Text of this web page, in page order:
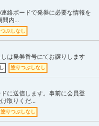
絡ボードで発券に必要な情報を
間内...
ぶしなし
は発券番号にてお譲りします
塗りつぶしなし
に送信します。事前に会員登
取りくだ...
塗りつぶしなし